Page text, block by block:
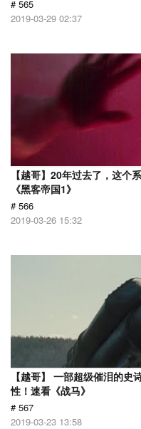
# 565
2019-03-29 02:37
【越哥】20年过去了，这个
《黑客帝国1》
# 566
2019-03-26 15:32
【越哥】 一部超级催泪的
性！速看《战马》
# 567
2019-03-23 13:58